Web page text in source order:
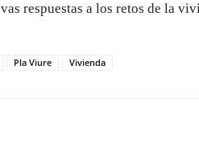
respuestas a los retos de la
Pla Viure Vivienda